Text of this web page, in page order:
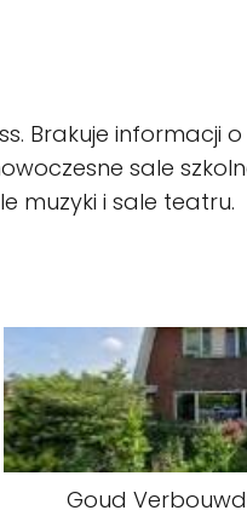
Brakuje informacji
sale
muzyki i sale teatru.
Goud